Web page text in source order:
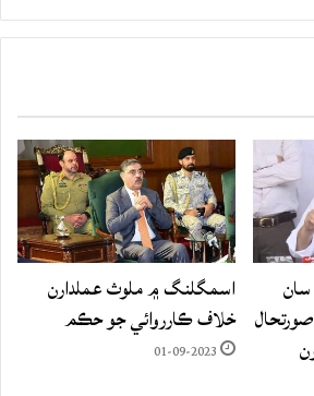
اسمگلنگ ۾ ملوث عملدارن
خلاف ڪارروائي جو حڪم
01-09-2023